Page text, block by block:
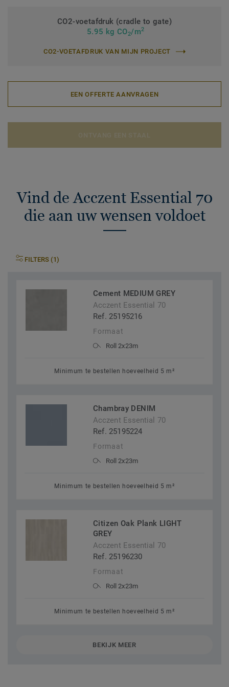
CO2-voetafdruk (cradle to gate)
5.95 kg CO2/m2
CO2-VOETAFDRUK VAN MIJN PROJECT
EEN OFFERTE AANVRAGEN
Vind de Acczent Essential 70
die aan uw wensen voldoet
FILTERS (1)
Cement MEDIUM GREY
Acczent Essential 70
Ref. 25195216
Formaat
Roll 2x23m
Minimum te bestellen hoeveelheid 5 m²
Chambray DENIM
Acczent Essential 70
Ref. 25195224
Formaat
Roll 2x23m
Minimum te bestellen hoeveelheid 5 m²
Citizen Oak Plank LIGHT
GREY
Acczent Essential 70
Ref. 25196230
Formaat
Roll 2x23m
Minimum te bestellen hoeveelheid 5 m²
BEKIJK MEER